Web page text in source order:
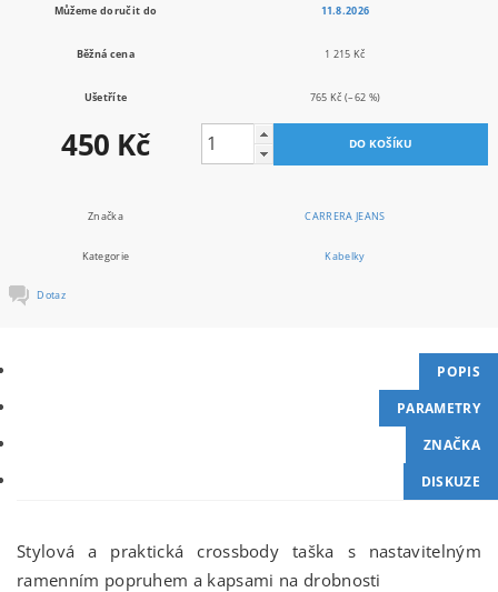
Můžeme doručit do 11.8.2026
Běžná cena 1 215 Kč
Ušetříte 765 Kč (–62 %)
450 Kč
Značka CARRERA JEANS
Kategorie Kabelky
Dotaz
POPIS
PARAMETRY
ZNAČKA
DISKUZE
Stylová a praktická crossbody taška s nastavitelným
ramenním popruhem a kapsami na drobnosti